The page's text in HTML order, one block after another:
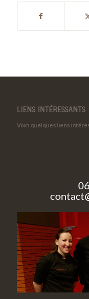
LIENS INTÉRESSANTS
Voici quelques liens